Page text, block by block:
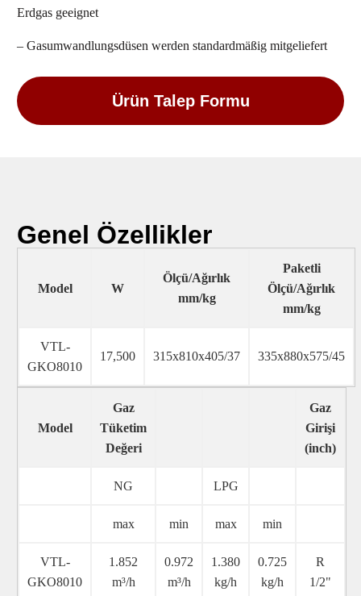
Erdgas geeignet
– Gasumwandlungsdüsen werden standardmäßig mitgeliefert
Ürün Talep Formu
Genel Özellikler
Model W
Ölçü/Ağırlık
mm/kg
Paketli
Ölçü/Ağırlık
mm/kg
VTL-
GKO8010
17,500 315x810x405/37 335x880x575/45
Model
Gaz
Tüketim
Değeri
Gaz
Girişi
(inch)
NG LPG
max min max min
VTL-
GKO8010
1.852
m³/h
0.972
m³/h
1.380
kg/h
0.725
kg/h
R
1/2"